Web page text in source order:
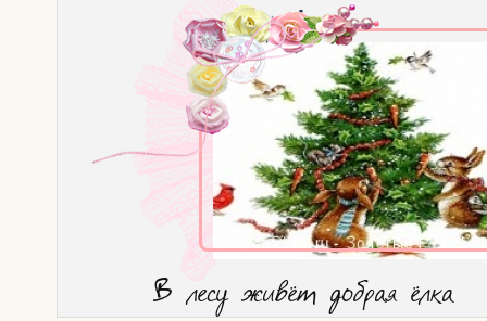
В лесу живёт доб­рая ёлка